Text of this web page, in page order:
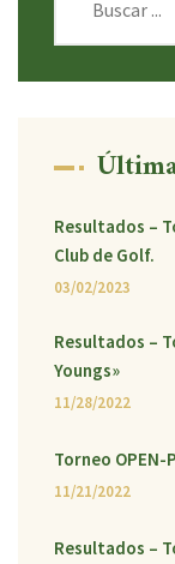
Resultados –
Club de Golf.
03/02/2023
Resultados –
Youngs»
11/28/2022
Torneo OPEN-
11/21/2022
Resultados –